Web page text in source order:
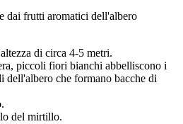
dai frutti aromatici dell'albero
di circa 4-5 metri.
piccoli fiori bianchi abbelliscono i
dell'albero che formano bacche di
del mirtillo.